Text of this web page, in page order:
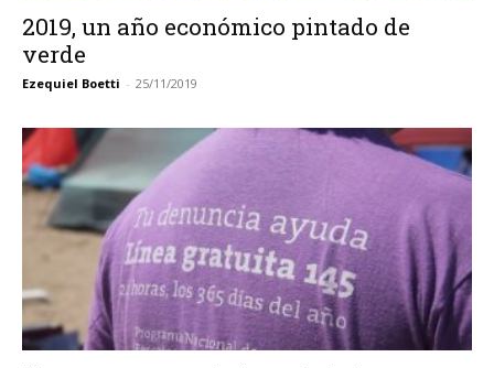
2019, un año económico pintado de
verde
Ezequiel Boetti - 25/11/2019